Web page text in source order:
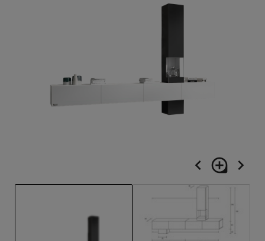
navigate_before loupe navigate_next